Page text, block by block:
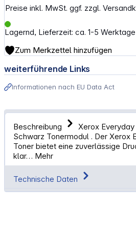
Preise inkl. MwSt. ggf. zzgl.
Lagernd, Lieferzeit: ca. 1-5 Werktage
Zum Merkzettel hinzufügen
weiterführende Links
Informationen nach EU Data Act
Beschreibung
Xerox Everyday
Schwarz Tonermodul . Der Xerox
Toner bietet eine zuverlässige
klar… Mehr
Technische Daten